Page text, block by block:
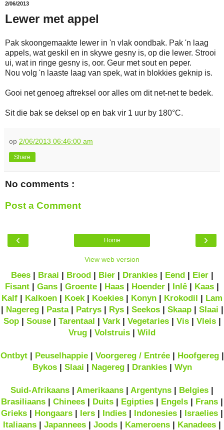
2/06/2013
Lewer met appel
Pak skoongemaakte lewer in 'n vlak oondbak. Pak 'n laag
appels, wat geskil en in skywe gesny is, op die lewer. Strooi
ui, wat in ringe gesny is, oor. Geur met sout en peper.
Nou volg 'n laaste laag van spek, wat in blokkies geknip is.
Gooi net genoeg aftreksel oor alles om dit net-net te bedek.
Sit die bak se deksel op en bak vir 1 uur by 180°C.
op 2/06/2013 06:46:00 am
Share
No comments :
Post a Comment
‹ ›
Home
View web version
Bees| Braai | Brood| Bier| Drankies| Eend| Eier|
Fisant | Gans | Groente | Haas | Hoender | Inlê | Kaas |
Kalf | Kalkoen | Koek | Koekies | Konyn | Krokodil | Lam
| Nagereg| Pasta| Patrys| Rys| Seekos| Skaap| Slaai |
Sop| Souse| Tarentaal | Vark| Vegetaries| Vis| Vleis|
Vrug | Volstruis | Wild
Ontbyt| Peuselhappie| Voorgereg / Entrée| Hoofgereg|
Bykos| Slaai | Nagereg| Drankies| Wyn
Suid-Afrikaans | Amerikaans | Argentyns | Belgies |
Brasiliaans | Chinees | Duits | Egipties | Engels | Frans |
Grieks | Hongaars | Iers | Indies | Indonesies | Israelies |
Italiaans | Japannees | Joods | Kameroens | Kanadees |